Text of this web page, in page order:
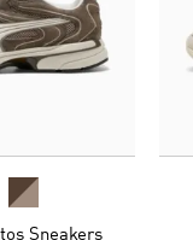
Sneakers